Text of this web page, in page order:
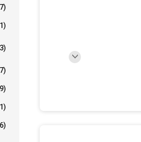
(37)
(31)
(33)
(27)
(19)
(21)
(26)